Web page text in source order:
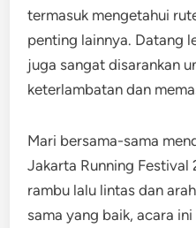
termasuk mengetahui
penting lainnya. Datang
juga sangat disarankan
keterlambatan dan
Mari bersama-sama
Jakarta Running
rambu lalu lintas dan
sama yang baik, acara